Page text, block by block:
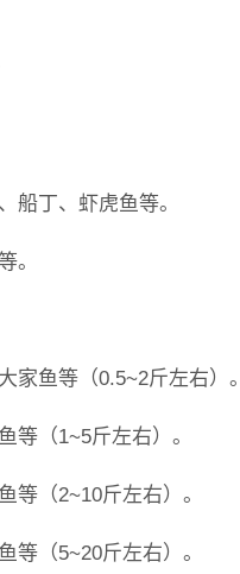
船丁、虾虎鱼等。
。
家鱼等（0.5~2斤左右）。
等（1~5斤左右）。
等（2~10斤左右）。
等（5~20斤左右）。